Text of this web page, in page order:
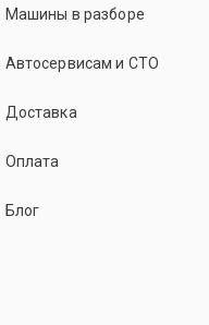
Машины в разборе
Автосервисам и СТО
Доставка
Оплата
Блог